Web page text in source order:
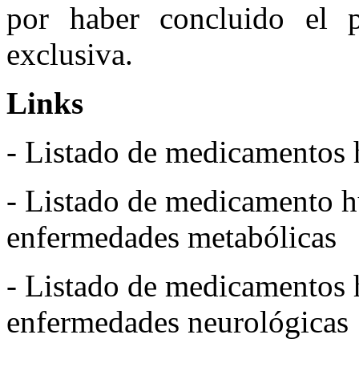
por haber concluido el
exclusiva.
Links
- Listado de
- Listado de medicamento
enfermedades metabólicas
- Listado de medicamentos
enfermedades neurológicas